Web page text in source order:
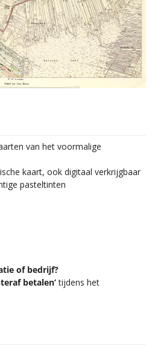
van het voormalige
kaart, ook digitaal verkrijgbaar
pasteltinten
of bedrijf?
betalen’tijdens het